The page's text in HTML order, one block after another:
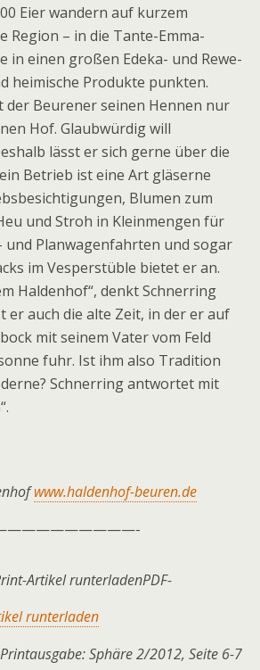
Eier wandern auf kurzem
Region – in die Tante-Emma-
in einen großen Edeka- und Rewe-
heimische Produkte punkten.
Beurener seinen Hennen nur
Hof. Glaubwürdig will
lässt er sich gerne über die
Betrieb ist eine Art gläserne
Blumen zum
und Stroh in Kleinmengen für
und Planwagenfahrten und sogar
im Vesper­stüble bietet er an.
Haldenhof“, denkt Schnerring
er auch die alte Zeit, in der er auf
mit seinem Vater vom Feld
fuhr. Ist ihm also Tradition
Schnerring antwortet mit
www.haldenhof-beuren.de
PDF-
runterladen
Printausgabe: Sphäre 2/2012, Seite 6-7